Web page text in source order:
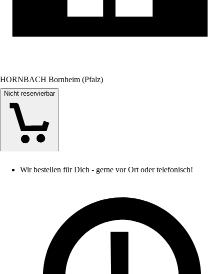
HORNBACH Bornheim (Pfalz)
Nicht reservierbar
Wir bestellen für Dich - gerne vor Ort oder telefonisch!